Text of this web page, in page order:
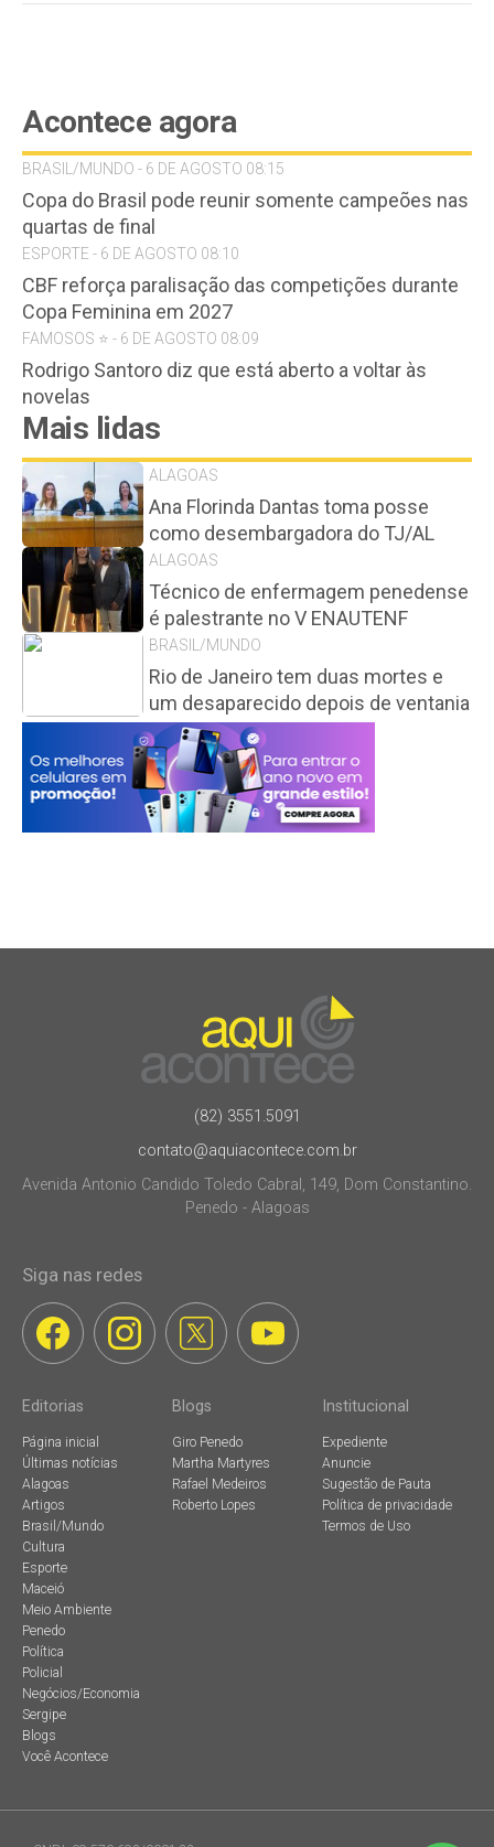
Acontece agora
BRASIL/MUNDO - 6 DE AGOSTO 08:15
Copa do Brasil pode reunir somente campeões nas
quartas de final
ESPORTE - 6 DE AGOSTO 08:10
CBF reforça paralisação das competições durante
Copa Feminina em 2027
FAMOSOS ⭐️ - 6 DE AGOSTO 08:09
Rodrigo Santoro diz que está aberto a voltar às
novelas
Mais lidas
ALAGOAS
Ana Florinda Dantas toma posse
como desembargadora do TJ/AL
ALAGOAS
Técnico de enfermagem penedense
é palestrante no V ENAUTENF
BRASIL/MUNDO
Rio de Janeiro tem duas mortes e
um desaparecido depois de ventania
(82) 3551.5091
contato@aquiacontece.com.br
Avenida Antonio Candido Toledo Cabral, 149, Dom Constantino.
Penedo - Alagoas
Siga nas redes
Editorias
Página inicial
Últimas notícias
Alagoas
Artigos
Brasil/Mundo
Cultura
Esporte
Maceió
Meio Ambiente
Penedo
Política
Policial
Negócios/Economia
Sergipe
Blogs
Você Acontece
Blogs
Giro Penedo
Martha Martyres
Rafael Medeiros
Roberto Lopes
Institucional
Expediente
Anuncie
Sugestão de Pauta
Política de privacidade
Termos de Uso